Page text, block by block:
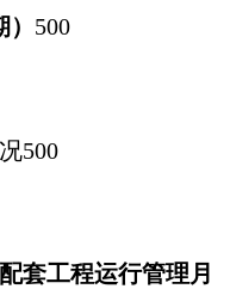
500
500
套工程运行管理月